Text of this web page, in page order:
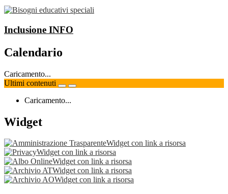
Inclusione INFO
Calendario
Caricamento...
Ultimi contenuti
Caricamento...
Widget
Widget con link a risorsa
Widget con link a risorsa
Widget con link a risorsa
Widget con link a risorsa
Widget con link a risorsa